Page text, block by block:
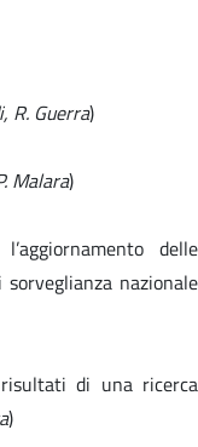
R. Guerra)
Malara)
delle
nazionale
di una ricerca
)